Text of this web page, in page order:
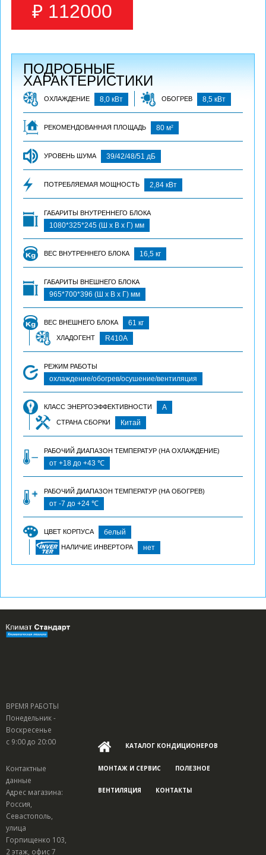
₽ 112000
ПОДРОБНЫЕ
ХАРАКТЕРИСТИКИ
ОХЛАЖДЕНИЕ 8,0 кВт ОБОГРЕВ 8,5 кВт
РЕКОМЕНДОВАННАЯ ПЛОЩАДЬ 80 м2
УРОВЕНЬ ШУМА 39/42/48/51 дБ
ПОТРЕБЛЯЕМАЯ МОЩНОСТЬ 2,84 кВт
ГАБАРИТЫ ВНУТРЕННЕГО БЛОКА
1080*325*245 (Ш х В х Г) мм
ВЕС ВНУТРЕННЕГО БЛОКА 16,5 кг
ГАБАРИТЫ ВНЕШНЕГО БЛОКА
965*700*396 (Ш х В х Г) мм
ВЕС ВНЕШНЕГО БЛОКА 61 кг
ХЛАДОГЕНТ R410A
РЕЖИМ РАБОТЫ
охлаждение/обогрев/осушение/вентиляция
КЛАСС ЭНЕРГОЭФФЕКТИВНОСТИ А
СТРАНА СБОРКИ Китай
РАБОЧИЙ ДИАПАЗОН ТЕМПЕРАТУР (НА ОХЛАЖДЕНИЕ)
от +18 до +43 ℃
РАБОЧИЙ ДИАПАЗОН ТЕМПЕРАТУР (НА ОБОГРЕВ)
от -7 до +24 ℃
ЦВЕТ КОРПУСА белый
НАЛИЧИЕ ИНВЕРТОРА нет
ВРЕМЯ РАБОТЫ
Понедельник -
Воскресенье
с 9:00 до 20:00
Контактные
данные
Адрес магазина:
Россия,
Севастополь,
улица
Горпищенко 103,
2 этаж, офис 7
КАТАЛОГ КОНДИЦИОНЕРОВ
МОНТАЖ И СЕРВИС ПОЛЕЗНОЕ
ВЕНТИЛЯЦИЯ КОНТАКТЫ